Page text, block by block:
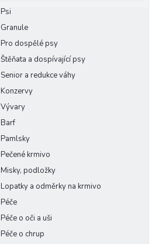
Psi
Granule
Pro dospělé psy
Štěňata a dospívající psy
Senior a redukce váhy
Konzervy
Vývary
Barf
Pamlsky
Pečené krmivo
Misky, podložky
Lopatky a odměrky na krmivo
Péče
Péče o oči a uši
Péče o chrup